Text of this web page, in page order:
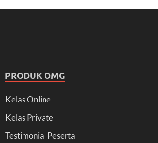
PRODUK OMG
Kelas Online
Kelas Private
Testimonial Peserta